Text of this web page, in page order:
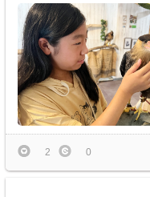
2 0